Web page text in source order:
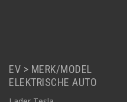
EV > MERK/MODEL
ELEKTRISCHE AUTO